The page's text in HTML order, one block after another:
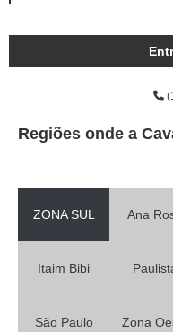
Regiões onde a
ZONA SUL Ana
Itaim Bibi
São Paulo Zona